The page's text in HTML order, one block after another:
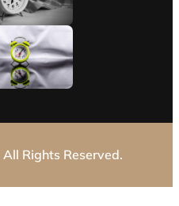
All Rights Reserved.